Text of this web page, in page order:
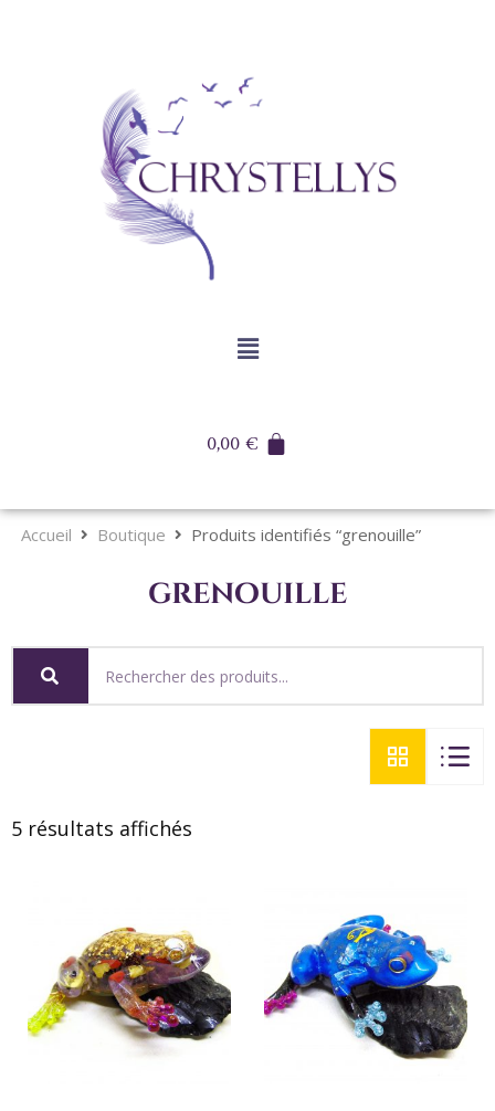
0,00€
Accueil Boutique Produits identifiés “grenouille”
grenouille
5 résultats affichés